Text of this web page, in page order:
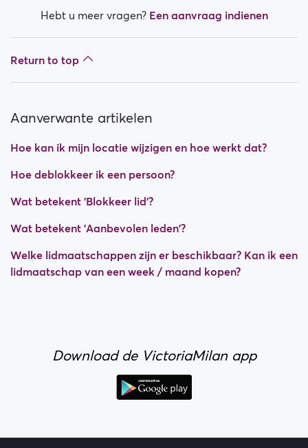
Hebt u meer vragen? Een aanvraag indienen
Return to top
Aanverwante artikelen
Hoe kan ik mijn locatie wijzigen en hoe werkt dat?
Hoe deblokkeer ik een persoon?
Wat betekent 'Blokkeer lid'?
Wat betekent 'Aanbevolen leden'?
Welke lidmaatschappen zijn er beschikbaar? Kan ik een
lidmaatschap van een week / maand kopen?
Download de VictoriaMilan app